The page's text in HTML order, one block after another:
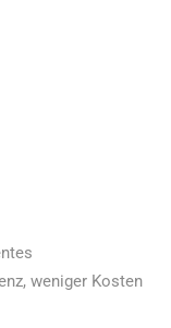
weniger Kosten